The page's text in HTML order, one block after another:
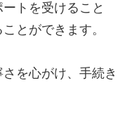
トを受けること
とができます。
を心がけ、手続き